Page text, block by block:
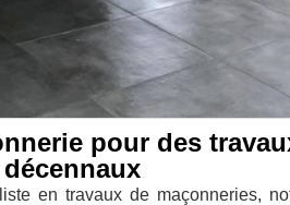
pour des
en travaux de maçonneries,